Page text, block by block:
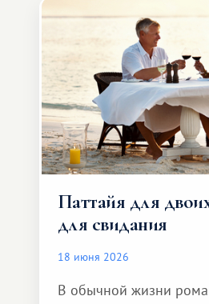
и спокойно доехать до
Паттайя для
для свидания
18 июня 2026
В обычной жизни